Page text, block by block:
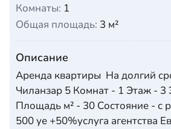
Комнаты: 1
Общая площадь: 3 м²
Описание
Аренда квартиры На долгий
Чиланзар 5 Комнат - 1 Этаж - 3
Площадь м² - 30 Состояние - с
500 уе +50%услуга агентства